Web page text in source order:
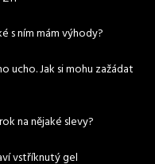
s ním mám výhody?
ucho. Jak si mohu zažádat
na nějaké slevy?
vstříknutý gel